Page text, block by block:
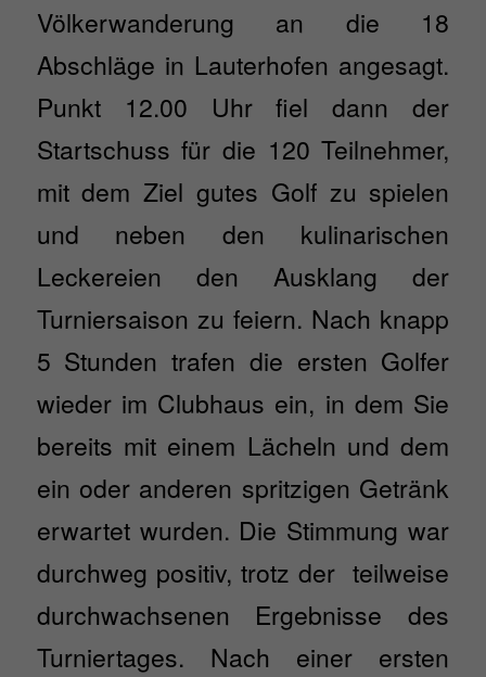
Völkerwanderung an die 18
Abschläge in Lauterhofen angesagt.
Punkt 12.00 Uhr fiel dann der
Startschuss für die 120 Teilnehmer,
mit dem Ziel gutes Golf zu spielen
und neben den kulinarischen
Leckereien den Ausklang der
Turniersaison zu feiern. Nach knapp
5 Stunden trafen die ersten Golfer
wieder im Clubhaus ein, in dem Sie
bereits mit einem Lächeln und dem
ein oder anderen spritzigen Getränk
erwartet wurden. Die Stimmung war
durchweg positiv, trotz der teilweise
durchwachsenen Ergebnisse des
Turniertages. Nach einer ersten